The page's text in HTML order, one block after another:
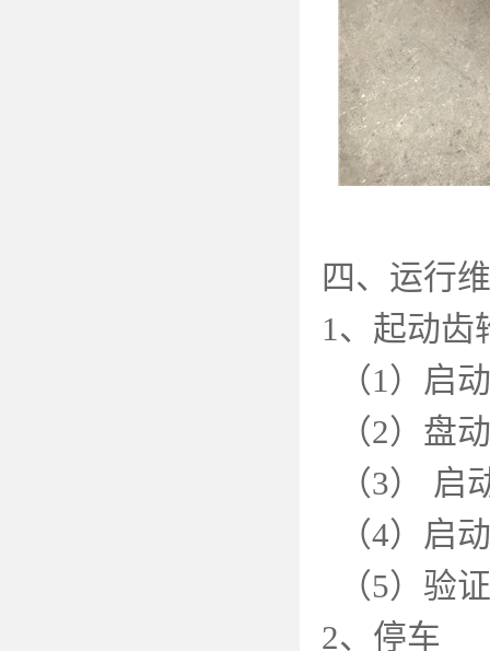
四、运行
1、起动齿
（1）启
（2）盘
（3） 启
（4）启
（5）验
2、停车